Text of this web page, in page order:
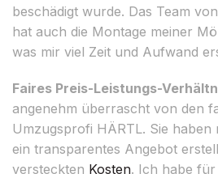
beschädigt wurde. Das Team
hat auch die Montage meiner
was mir viel Zeit und Aufwand
Faires Preis-Leistungs-
angenehm überrascht von den
Umzugsprofi HÄRTL. Sie haben
ein transparentes Angebot
versteckten Kosten. Ich habe